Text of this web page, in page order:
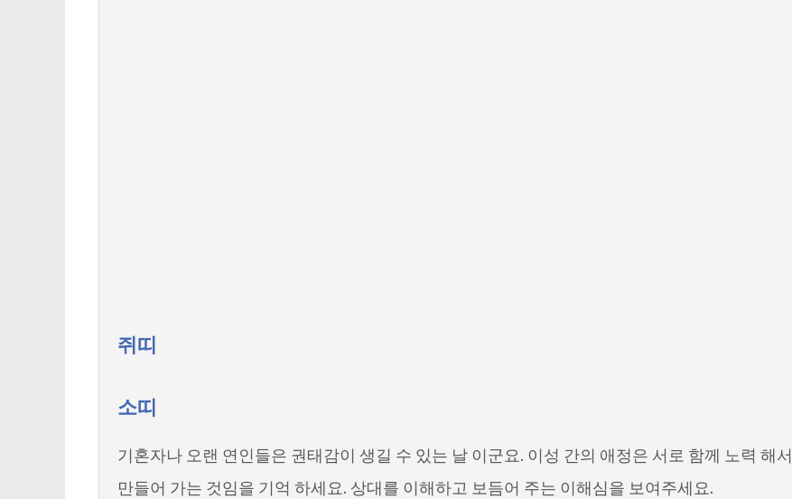
쥐띠
소띠
기혼자나 오랜 연인들은 권태감이 생길 수 있는 날 이군요. 이성 간의 애정은 서로 함께 노력 해서
만들어 가는 것임을 기억 하세요. 상대를 이해하고 보듬어 주는 이해심을 보여주세요.